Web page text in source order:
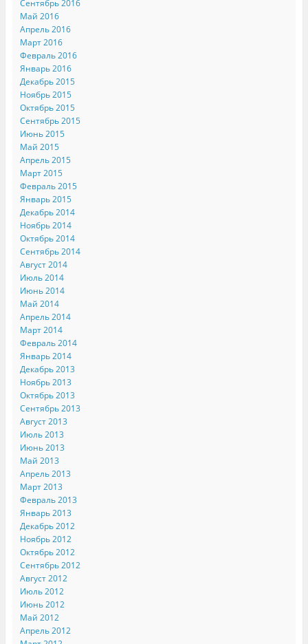
Сентябрь 2016
Май 2016
Апрель 2016
Март 2016
Февраль 2016
Январь 2016
Декабрь 2015
Ноябрь 2015
Октябрь 2015
Сентябрь 2015
Июнь 2015
Май 2015
Апрель 2015
Март 2015
Февраль 2015
Январь 2015
Декабрь 2014
Ноябрь 2014
Октябрь 2014
Сентябрь 2014
Август 2014
Июль 2014
Июнь 2014
Май 2014
Апрель 2014
Март 2014
Февраль 2014
Январь 2014
Декабрь 2013
Ноябрь 2013
Октябрь 2013
Сентябрь 2013
Август 2013
Июль 2013
Июнь 2013
Май 2013
Апрель 2013
Март 2013
Февраль 2013
Январь 2013
Декабрь 2012
Ноябрь 2012
Октябрь 2012
Сентябрь 2012
Август 2012
Июль 2012
Июнь 2012
Май 2012
Апрель 2012